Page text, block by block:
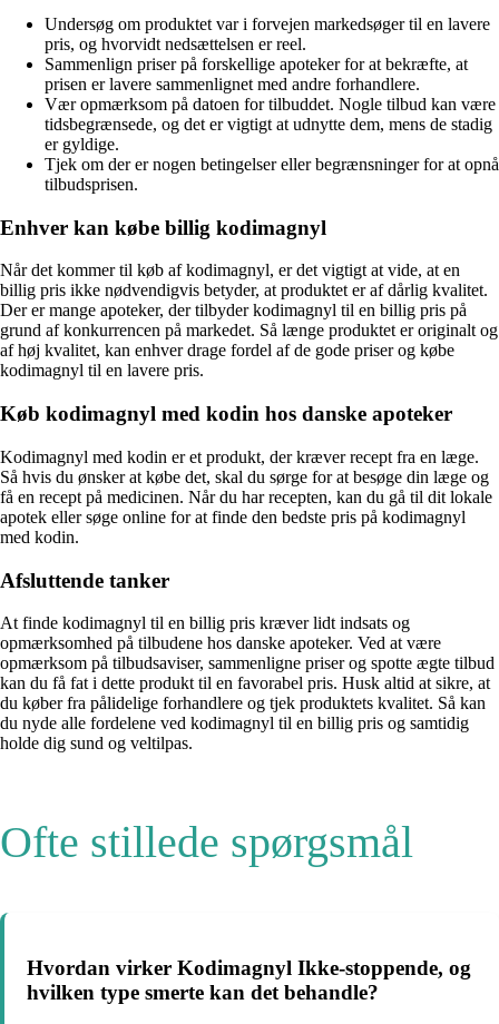
Undersøg om produktet var i forvejen markedsøger til en lavere
pris, og hvorvidt nedsættelsen er reel.
Sammenlign priser på forskellige apoteker for at bekræfte, at
prisen er lavere sammenlignet med andre forhandlere.
Vær opmærksom på datoen for tilbuddet. Nogle tilbud kan være
tidsbegrænsede, og det er vigtigt at udnytte dem, mens de stadig
er gyldige.
Tjek om der er nogen betingelser eller begrænsninger for at opnå
tilbudsprisen.
Enhver kan købe billig kodimagnyl
Når det kommer til køb af kodimagnyl, er det vigtigt at vide, at en
billig pris ikke nødvendigvis betyder, at produktet er af dårlig kvalitet.
Der er mange apoteker, der tilbyder kodimagnyl til en billig pris på
grund af konkurrencen på markedet. Så længe produktet er originalt og
af høj kvalitet, kan enhver drage fordel af de gode priser og købe
kodimagnyl til en lavere pris.
Køb kodimagnyl med kodin hos danske apoteker
Kodimagnyl med kodin er et produkt, der kræver recept fra en læge.
Så hvis du ønsker at købe det, skal du sørge for at besøge din læge og
få en recept på medicinen. Når du har recepten, kan du gå til dit lokale
apotek eller søge online for at finde den bedste pris på kodimagnyl
med kodin.
Afsluttende tanker
At finde kodimagnyl til en billig pris kræver lidt indsats og
opmærksomhed på tilbudene hos danske apoteker. Ved at være
opmærksom på tilbudsaviser, sammenligne priser og spotte ægte tilbud
kan du få fat i dette produkt til en favorabel pris. Husk altid at sikre, at
du køber fra pålidelige forhandlere og tjek produktets kvalitet. Så kan
du nyde alle fordelene ved kodimagnyl til en billig pris og samtidig
holde dig sund og veltilpas.
Ofte stillede spørgsmål
Hvordan virker Kodimagnyl Ikke-stoppende, og
hvilken type smerte kan det behandle?